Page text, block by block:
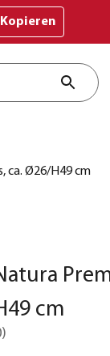
Kopieren
ca. Ø26/H49 cm
cm
)